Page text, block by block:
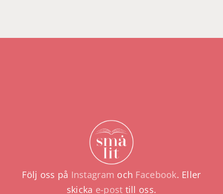
Följ oss på Instagram och Facebook. Eller
skicka e-post till oss.